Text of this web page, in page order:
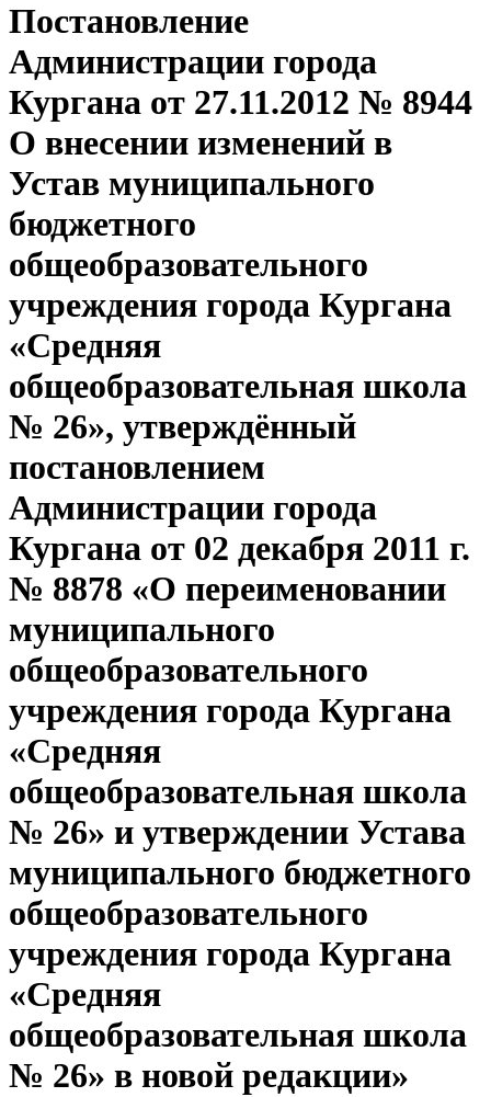
Постановление
Администрации города
Кургана от 27.11.2012 № 8944
О внесении изменений в
Устав муниципального
бюджетного
общеобразовательного
учреждения города Кургана
«Средняя
общеобразовательная школа
№ 26», утверждённый
постановлением
Администрации города
Кургана от 02 декабря 2011 г.
№ 8878 «О переименовании
муниципального
общеобразовательного
учреждения города Кургана
«Средняя
общеобразовательная школа
№ 26» и утверждении Устава
муниципального бюджетного
общеобразовательного
учреждения города Кургана
«Средняя
общеобразовательная школа
№ 26» в новой редакции»